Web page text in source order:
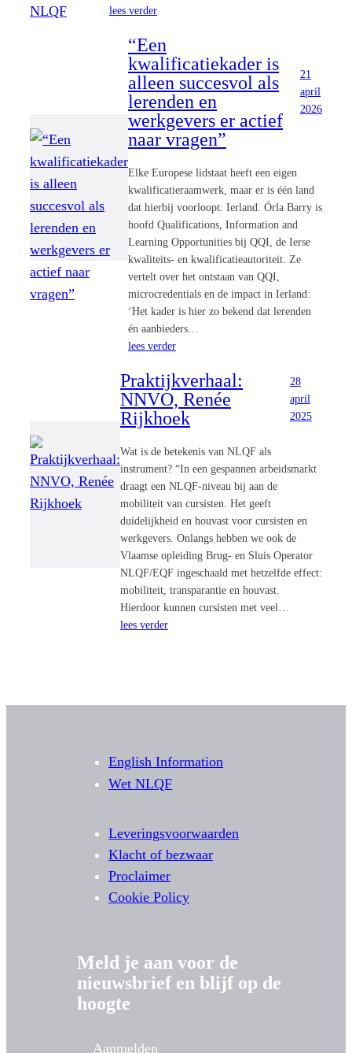
lees verder
“Een
kwalificatiekader is
alleen succesvol als
lerenden en
werkgevers er actief
naar vragen”
21
april
2026
Elke Europese lidstaat heeft een eigen
kwalificatieraamwerk, maar er is één land
dat hierbij voorloopt: Ierland. Órla Barry is
hoofd Qualifications, Information and
Learning Opportunities bij QQI, de Ierse
kwaliteits- en kwalificatieautoriteit. Ze
vertelt over het ontstaan van QQI,
microcredentials en de impact in Ierland:
‘Het kader is hier zo bekend dat lerenden
én aanbieders…
lees verder
Praktijkverhaal:
NNVO, Renée
Rijkhoek
28
april
2025
Wat is de betekenis van NLQF als
instrument? “In een gespannen arbeidsmarkt
draagt een NLQF-niveau bij aan de
mobiliteit van cursisten. Het geeft
duidelijkheid en houvast voor cursisten en
werkgevers. Onlangs hebben we ook de
Vlaamse opleiding Brug- en Sluis Operator
NLQF/EQF ingeschaald met hetzelfde effect:
mobiliteit, transparantie en houvast.
Hierdoor kunnen cursisten met veel…
lees verder
English Information
Wet NLQF
Leveringsvoorwaarden
Klacht of bezwaar
Proclaimer
Cookie Policy
Meld je aan voor de
nieuwsbrief en blijf op de
hoogte
Aanmelden